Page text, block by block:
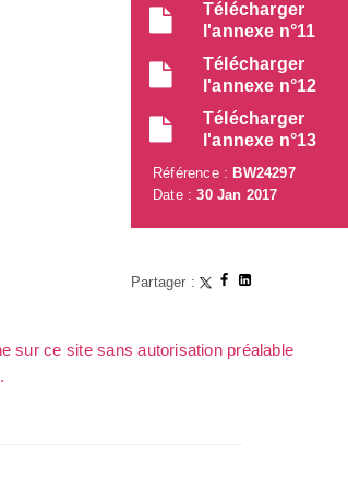
Télécharger
l'annexe n°11
Télécharger
l'annexe n°12
Télécharger
l'annexe n°13
Référence : BW24297
Date :30 Jan 2017
Partager :
sur ce site sans autorisation préalable